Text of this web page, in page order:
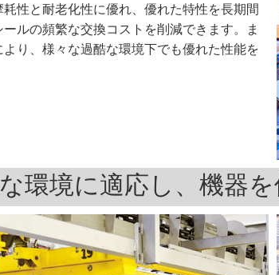
性と耐老化性に優れ、優れた特性を長期間
ルの頻繁な交換コストを削減できます。ま
り、様々な過酷な環境下でも優れた性能を
環境に適応し、機器